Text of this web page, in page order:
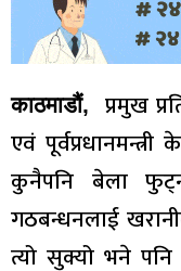
काठमाडौं,
प्रमुख
एवं
कुनैपनि बेला
गठबन्धनलाई
त्यो सुक्यो भने